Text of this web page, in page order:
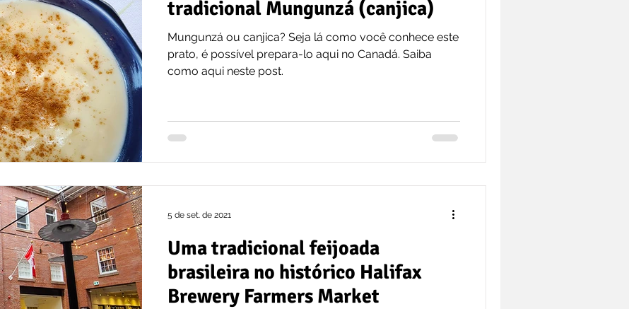
tradicional Mungunzá (canjica)
Mungunzá ou canjica? Seja lá como você conhece este
prato, é possível prepara-lo aqui no Canadá. Saiba
como aqui neste post.
Uma tradicional feijoada
brasileira no histórico Halifax
Brewery Farmers Market
5 de set. de 2021